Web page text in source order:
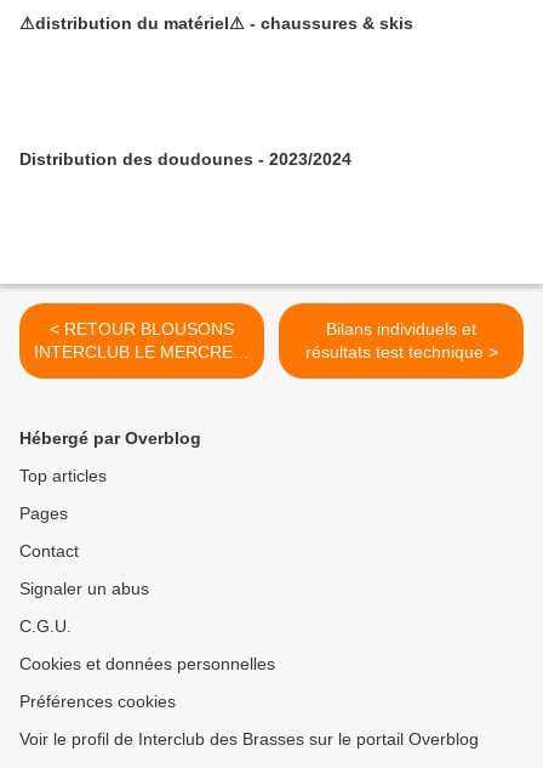
⚠distribution du matériel⚠ - chaussures & skis
Distribution des doudounes - 2023/2024
< RETOUR BLOUSONS
INTERCLUB LE MERCREDI
3 MAI
Bilans individuels et
résultats test technique >
Hébergé par Overblog
Top articles
Pages
Contact
Signaler un abus
C.G.U.
Cookies et données personnelles
Préférences cookies
Voir le profil de Interclub des Brasses sur le portail Overblog